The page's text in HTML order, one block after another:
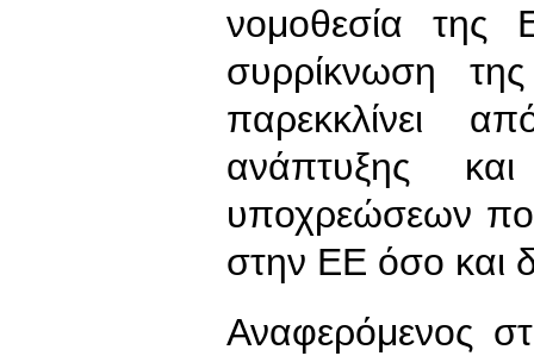
νομοθεσία της
συρρίκνωση της
παρεκκλίνει
ανάπτυξης
υποχρεώσεων
στην ΕΕ όσο και
Αναφερόμενος